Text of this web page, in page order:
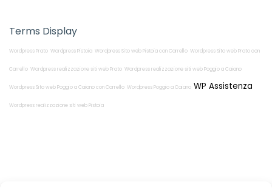
Terms Display
Wordpress Prato Wordpress Pistoia Wordpress Sito web Pistoia con Carrello Wordpress Sito web Prato con
Carrello Wordpress realizzazione siti web Prato Wordpress realizzazione siti web Poggio a Caiano
Wordpress Sito web Poggio a Caiano con Carrello Wordpress Poggio a Caiano WP Assistenza
Wordpress realizzazione siti web Pistoia